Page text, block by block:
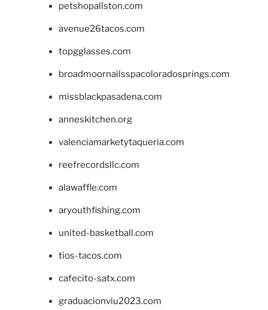
petshopallston.com
avenue26tacos.com
topgglasses.com
broadmoornailsspacoloradosprings.com
missblackpasadena.com
anneskitchen.org
valenciamarketytaqueria.com
reefrecordsllc.com
alawaffle.com
aryouthfishing.com
united-basketball.com
tios-tacos.com
cafecito-satx.com
graduacionviu2023.com